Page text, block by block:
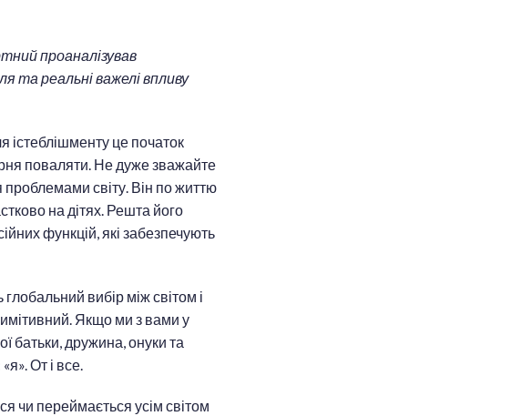
проаналізував
та реальні важелі впливу
істеблішменту це початок
поваляти. Не дуже зважайте
світу. Він по життю
на дітях. Решта його
функцій, які забезпечують
вибір між світом і
Якщо ми з вами у
батьки, дружина, онуки та
От і все.
чи переймається усім світом